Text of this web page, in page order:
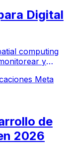
Digital
computing
y
solucionesMeta
de
2026